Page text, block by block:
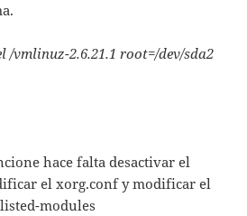
/vmlinuz-2.6.21.1 root=/dev/sda2
hace falta desactivar el
el xorg.conf y modificar el
modules